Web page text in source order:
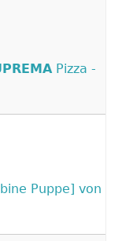
Pizza -
Puppe] von